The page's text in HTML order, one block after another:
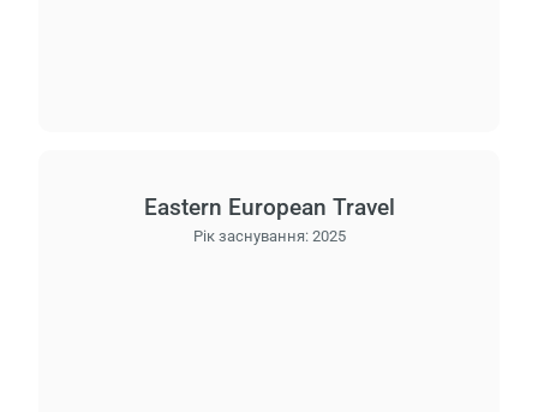
Eastern European Travel
Рік заснування: 2025